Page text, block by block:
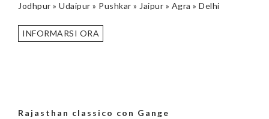
Jodhpur » Udaipur » Pushkar » Jaipur » Agra » Delhi
INFORMARSI ORA
Rajasthan classico con Gange